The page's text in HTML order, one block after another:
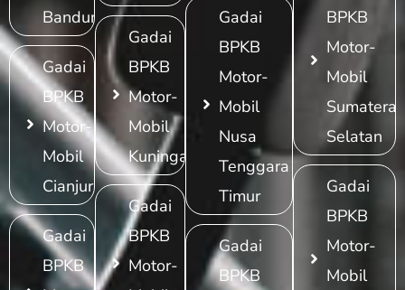
Bandung
Gadai
BPKB
Motor-
Mobil
Cianjur
Gadai
BPKB
Gadai
BPKB
Motor-
Mobil
Kuningan
Gadai
BPKB
Motor-
Gadai
BPKB
Motor-
Mobil
Nusa
Tenggara
Timur
Gadai
BPKB
BPKB
Motor-
Mobil
Sumatera
Selatan
Gadai
BPKB
Motor-
Mobil